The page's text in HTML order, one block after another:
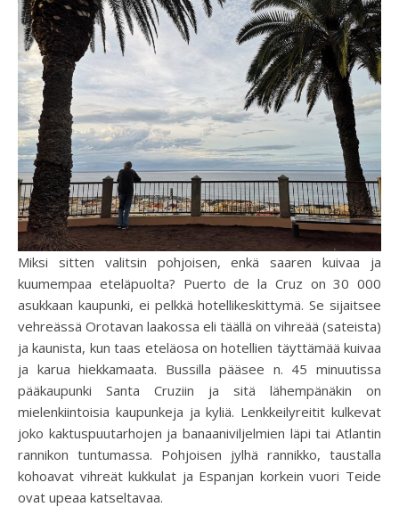
Miksi sitten valitsin pohjoisen, enkä saaren kuivaa ja
kuumempaa eteläpuolta? Puerto de la Cruz on 30 000
asukkaan kaupunki, ei pelkkä hotellikeskittymä. Se sijaitsee
vehreässä Orotavan laakossa eli täällä on vihreää (sateista)
ja kaunista, kun taas eteläosa on hotellien täyttämää kuivaa
ja karua hiekkamaata. Bussilla pääsee n. 45 minuutissa
pääkaupunki Santa Cruziin ja sitä lähempänäkin on
mielenkiintoisia kaupunkeja ja kyliä. Lenkkeilyreitit kulkevat
joko kaktuspuutarhojen ja banaaniviljelmien läpi tai Atlantin
rannikon tuntumassa. Pohjoisen jylhä rannikko, taustalla
kohoavat vihreät kukkulat ja Espanjan korkein vuori Teide
ovat upeaa katseltavaa.